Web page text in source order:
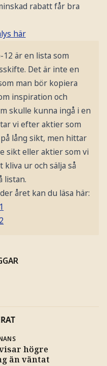
rabatt får bra
här
12 är en lista som
Det är inte en
man bör kopiera
inspiration och
skulle kunna ingå i en
vi efter aktier som
lång sikt, men hittar
sikt eller aktier som vi
ur och sälja så
listan.
året kan du läsa här:
högre
än väntat